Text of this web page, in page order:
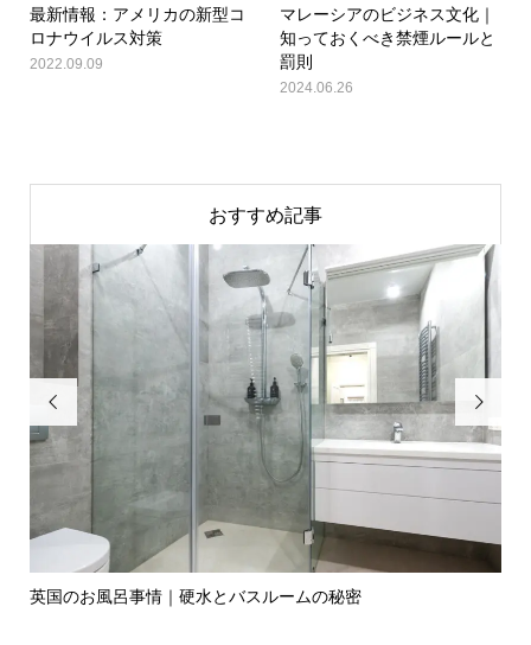
最新情報：アメリカの新型コ
ロナウイルス対策
2022.09.09
マレーシアのビジネス文化｜
知っておくべき禁煙ルールと
罰則
2024.06.26
おすすめ記事

英国のお風呂事情｜硬水とバスルームの秘密
